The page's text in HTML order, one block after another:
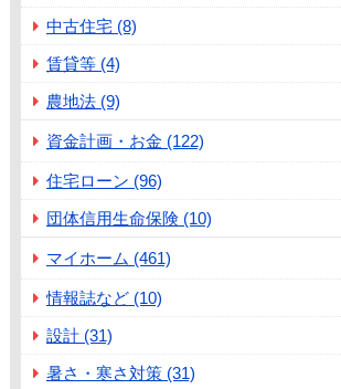
中古住宅 (8)
賃貸等 (4)
農地法 (9)
資金計画・お金 (122)
住宅ローン (96)
団体信用生命保険 (10)
マイホーム (461)
情報誌など (10)
設計 (31)
暑さ・寒さ対策 (31)